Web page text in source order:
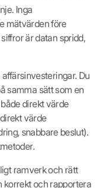
Inga
mätvärden före
är datan spridd,
Du
samma sätt som en
direkt värde
värde
snabbare beslut).
ramverk och rätt
korrekt och rapportera